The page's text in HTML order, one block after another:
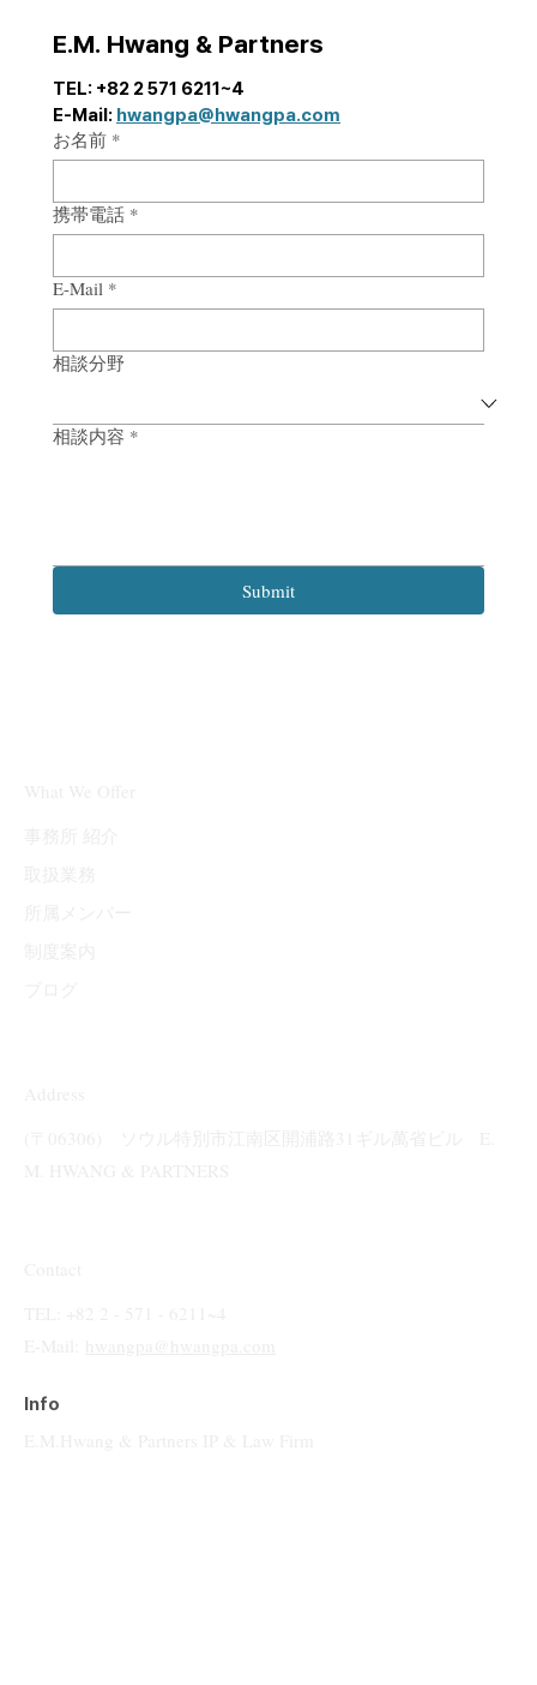
「Strategy 300 Global Leaders 2024」に
選出。
E.M. Hwang & Partners
TEL: +82 2 571 6211~4
E-Mail: hwangpa@hwangpa.com
お名前 *
携帯電話 *
E-Mail *
相談分野
相談内容 *
Submit
Info